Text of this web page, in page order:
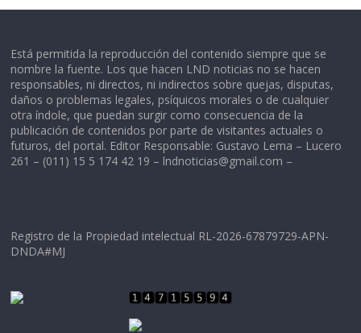
Está permitida la reproducción del contenido siempre que se
nombre la fuente. Los que hacen LND noticias no se hacen
responsables, ni directos, ni indirectos sobre quejas, disputas,
daños o problemas legales, psíquicos morales o de cualquier
otra índole, que puedan surgir como consecuencia de la
publicación de contenidos por parte de visitantes actuales o
futuros, del portal. Editor Responsable: Gustavo Lema – Lucero
261 – (011) 15 5 174 42 19 – lndnoticias@gmail.com –
Registro de la Propiedad intelectual RL-2026-67879729-APN-
DNDA#MJ